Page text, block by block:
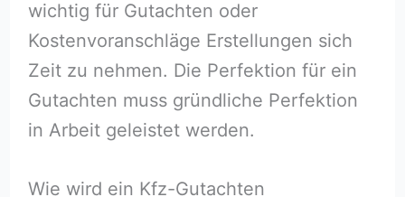
wichtig für Gutachten oder
Kostenvoranschläge Erstellungen sich
Zeit zu nehmen. Die Perfektion für ein
Gutachten muss gründliche Perfektion
in Arbeit geleistet werden.
Wie wird ein Kfz-Gutachten